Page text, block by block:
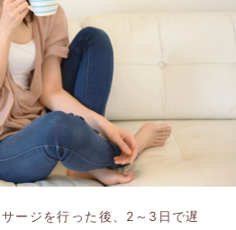
ージを行った後、2～3日で遅